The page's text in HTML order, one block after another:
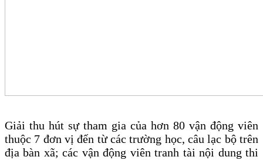
Giải thu hút sự tham gia của hơn 80 vận động viên
thuộc 7 đơn vị đến từ các trường học, câu lạc bộ trên
địa bàn xã; các vận động viên tranh tài nội dung thi